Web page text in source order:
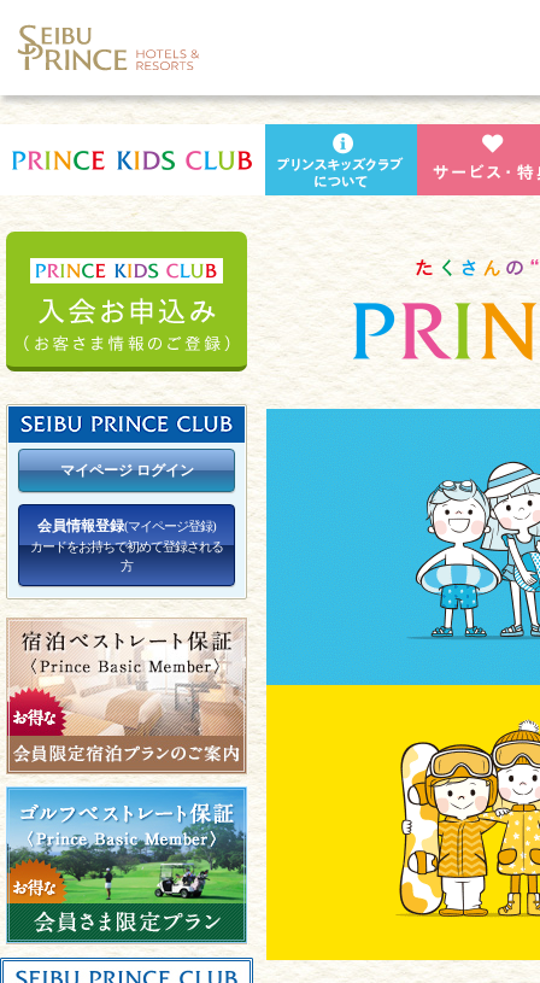
マイページ ログイン
会員情報登録(マイページ登録)
カードをお持ちで初めて登録される
方